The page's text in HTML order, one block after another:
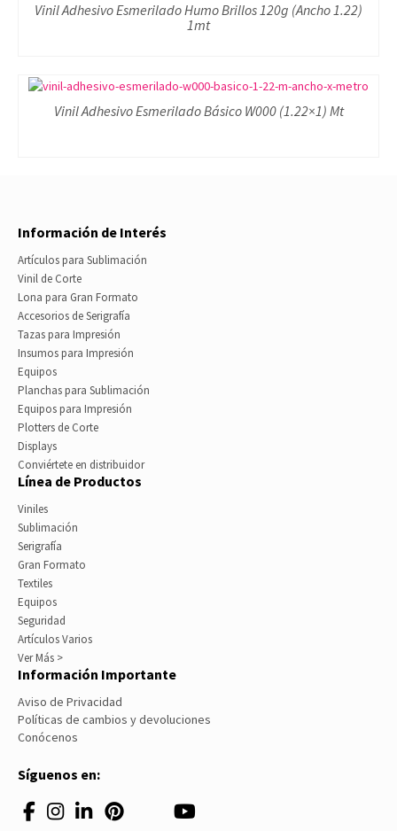
Vinil Adhesivo Esmerilado Humo Brillos 120g (Ancho 1.22)
1mt
Vinil Adhesivo Esmerilado Básico W000 (1.22×1) Mt
Información de Interés
Artículos para Sublimación
Vinil de Corte
Lona para Gran Formato
Accesorios de Serigrafía
Tazas para Impresión
Insumos para Impresión
Equipos
Planchas para Sublimación
Equipos para Impresión
Plotters de Corte
Displays
Conviértete en distribuidor
Línea de Productos
Viniles
Sublimación
Serigrafía
Gran Formato
Textiles
Equipos
Seguridad
Artículos Varios
Ver Más >
Información Importante
Aviso de Privacidad
Políticas de cambios y devoluciones
Conócenos
Síguenos en: